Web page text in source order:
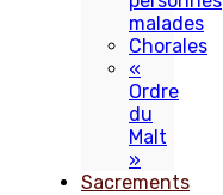
malades
Chorales
«
Ordre
du
Malt
»
Sacrements